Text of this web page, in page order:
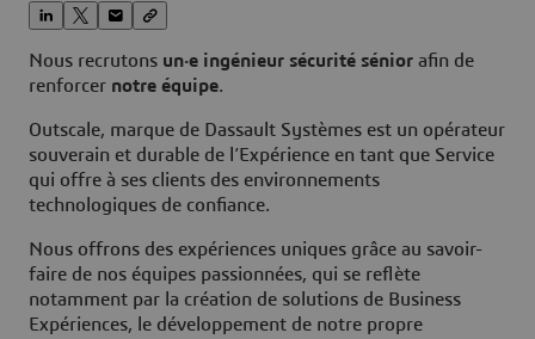
Nous recrutons un·e ingénieur sécurité sénior afin de
renforcer notre équipe.
Outscale, marque de Dassault Systèmes est un opérateur
souverain et durable de l’Expérience en tant que Service
qui offre à ses clients des environnements
technologiques de confiance.
Nous offrons des expériences uniques grâce au savoir-
faire de nos équipes passionnées, qui se reflète
notamment par la création de solutions de Business
Expériences, le développement de notre propre